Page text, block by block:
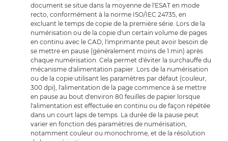
document se situe dans la moyenne de l'ESAT en mode
recto, conformément à la norme ISO/IEC 24735, en
excluant le temps de copie de la première série. Lors de la
numérisation ou de la copie d'un certain volume de pages
en continu avec le CAD, l'imprimante peut avoir besoin de
se mettre en pause (généralement moins de 1 min) après
chaque numérisation. Cela permet d'éviter la surchauffe du
mécanisme d'alimentation papier. Lors de la numérisation
ou de la copie utilisant les paramètres par défaut (couleur,
300 dpi), l'alimentation de la page commence à se mettre
en pause au bout d'environ 80 feuilles de papier lorsque
l'alimentation est effectuée en continu ou de façon répétée
dans un court laps de temps. La durée de la pause peut
varier en fonction des paramètres de numérisation,
notamment couleur ou monochrome, et de la résolution